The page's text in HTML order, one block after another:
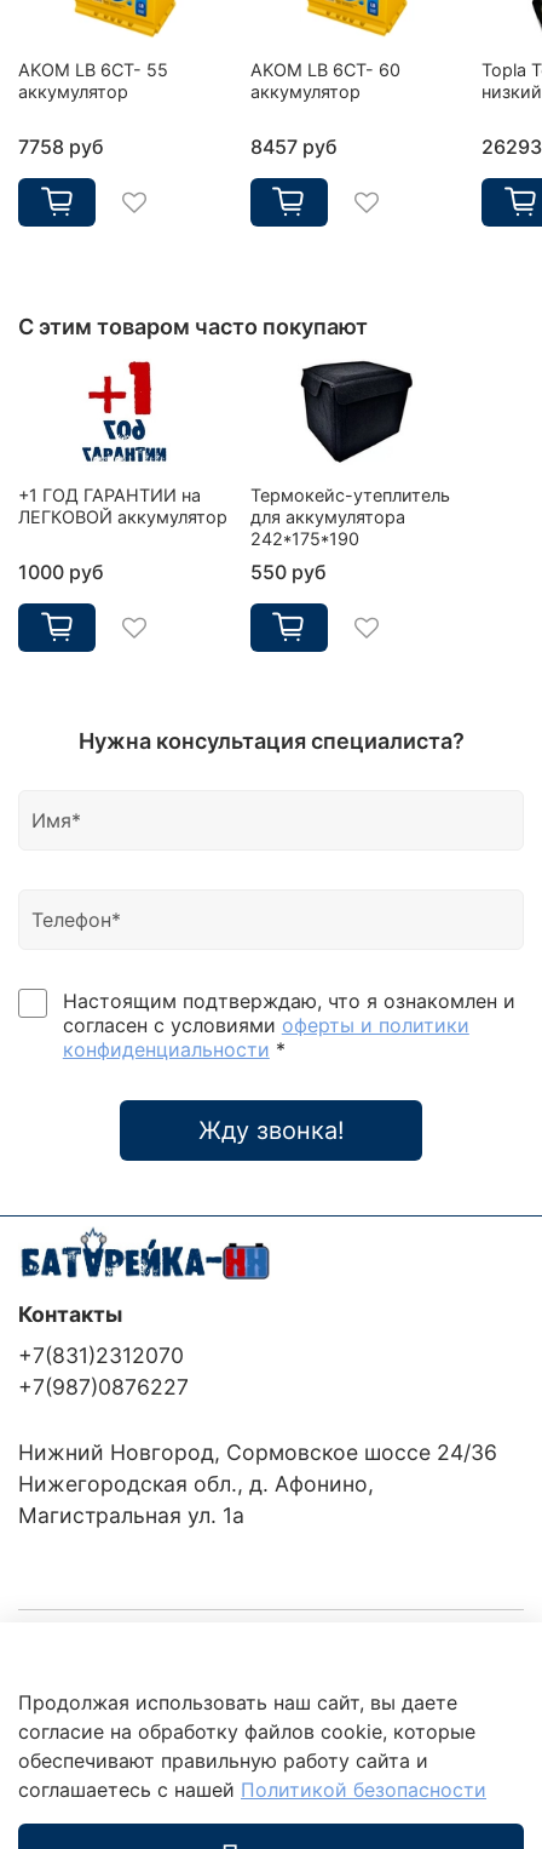
AKOM LB 6CT- 55
аккумулятор
7758 руб
AKOM LB 6CT- 60
аккумулятор
8457 руб
Topla
С этим товаром часто покупают
+1 ГОД ГАРАНТИИ на
ЛЕГКОВОЙ аккумулятор
1000 руб
Термокейс-утеплитель
для аккумулятора
242*175*190
550 руб
Нужна консультация специалиста?
Настоящим подтверждаю, что я ознакомлен и
согласен с условиями оферты и политики
конфиденциальности *
Жду звонка!
Клиентам
Это интересно
Контакты
+7(831)2312070
+7(987)0876227
Нижний Новгород, Сормовское шоссе 24/36
Нижегородская обл., д. Афонино,
Магистральная ул. 1а
Продолжая использовать наш сайт, вы даете
согласие на обработку файлов cookie, которые
обеспечивают правильную работу сайта и
соглашаетесь с нашей Политикой безопасности
обработки